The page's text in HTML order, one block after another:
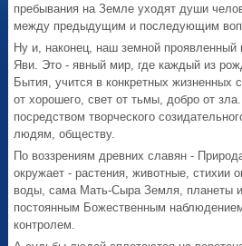
пребывания на Земле уходят души
между предыдущим и последующим
Ну и, наконец, наш земной
Яви. Это - явный мир, где каждый из
Бытия, учится в конкретных жизненных
от хорошего, свет от тьмы, добро от
посредством творческого
людям, обществу.
По воззрениям древних славян -
окружает - растения, животные, стихии
воды, сама Мать-Сыра Земля, планеты
постоянным Божественным
контролем.